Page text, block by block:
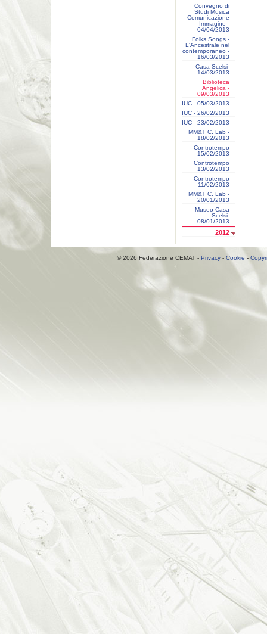
Convegno di
Studi Musica
Comunicazione
Immagine -
04/04/2013
Folks Songs -
L'Ancestrale nel
contemporaneo -
16/03/2013
Casa Scelsi-
14/03/2013
Biblioteca
Angelica -
09/03/2013
IUC - 05/03/2013
IUC - 26/02/2013
IUC - 23/02/2013
MM&T C. Lab -
18/02/2013
Controtempo
15/02/2013
Controtempo
13/02/2013
Controtempo
11/02/2013
MM&T C. Lab -
20/01/2013
Museo Casa
Scelsi-
08/01/2013
2012
© 2026 Federazione CEMAT - Privacy- Cookie -